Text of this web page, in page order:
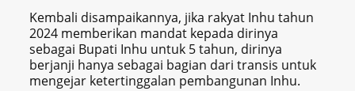
Kembali disampaikannya, jika rakyat Inhu tahun
2024 memberikan mandat kepada dirinya
sebagai Bupati Inhu untuk 5 tahun, dirinya
berjanji hanya sebagai bagian dari transis untuk
mengejar ketertinggalan pembangunan Inhu.